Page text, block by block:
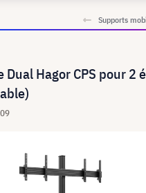
Supports
Hagor CPS pour 2